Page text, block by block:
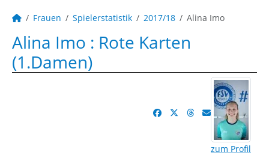
Frauen Spielerstatistik 2017/18 Alina Imo
Alina Imo : Rote Karten
(1.Damen)
zum Profil